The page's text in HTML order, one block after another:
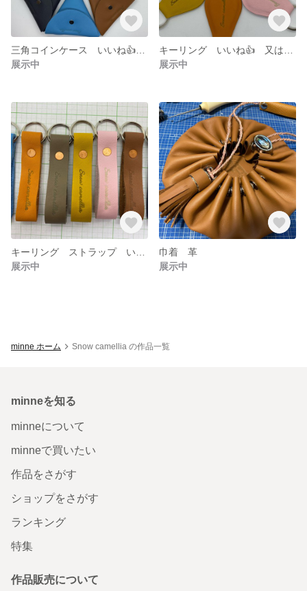
展示中
展示中
展示中
巾着 革
展示中
minne ホーム Snow camellia の作品一覧
minneを知る
minneについて
minneで買いたい
作品をさがす
ショップをさがす
ランキング
特集
作品販売について